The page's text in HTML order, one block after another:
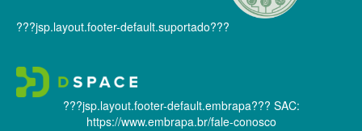
???jsp.layout.footer-default.suportado???
???jsp.layout.footer-default.embrapa??? SAC:
https://www.embrapa.br/fale-conosco